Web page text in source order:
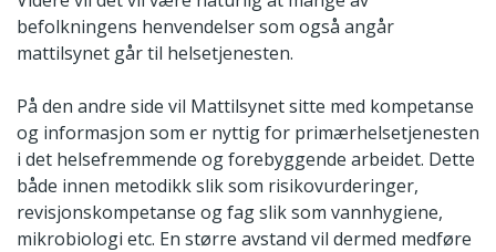
befolkningens henvendelser som også angår
mattilsynet går til helsetjenesten.
På den andre side vil Mattilsynet sitte med kompetanse
og informasjon som er nyttig for primærhelsetjenesten
i det helsefremmende og forebyggende arbeidet. Dette
både innen metodikk slik som risikovurderinger,
revisjonskompetanse og fag slik som vannhygiene,
mikrobiologi etc. En større avstand vil dermed medføre